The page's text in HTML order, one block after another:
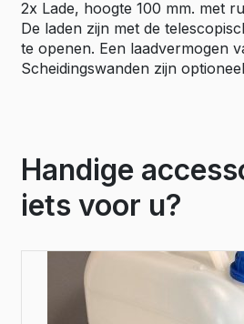
2x Lade, hoogte 100 mm. met
De laden zijn met de
te openen. Een laadvermogen
Scheidingswanden zijn
Handige
iets voor u?